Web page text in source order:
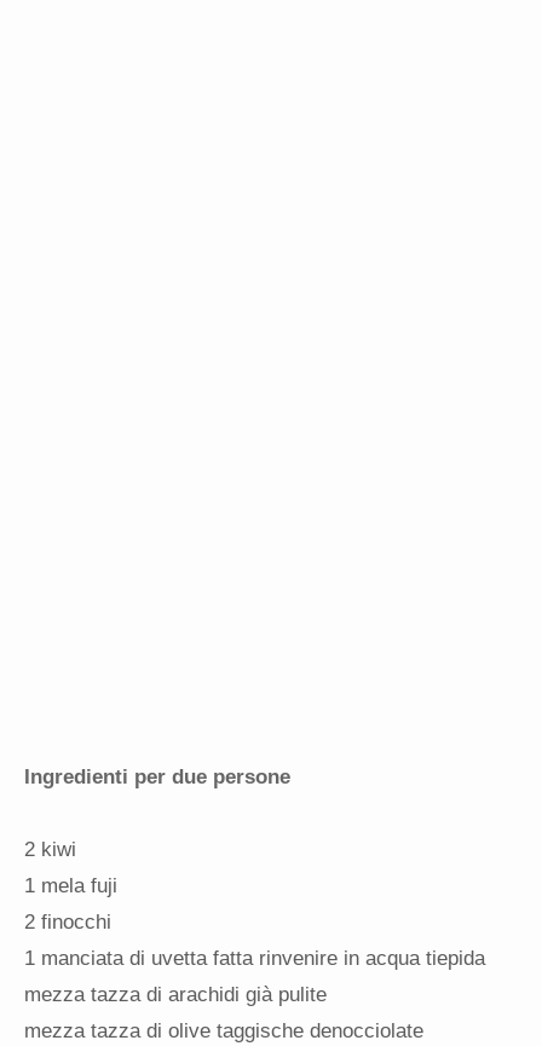
Ingredienti per due persone
2 kiwi
1 mela fuji
2 finocchi
1 manciata di uvetta fatta rinvenire in acqua tiepida
mezza tazza di arachidi già pulite
mezza tazza di olive taggische denocciolate